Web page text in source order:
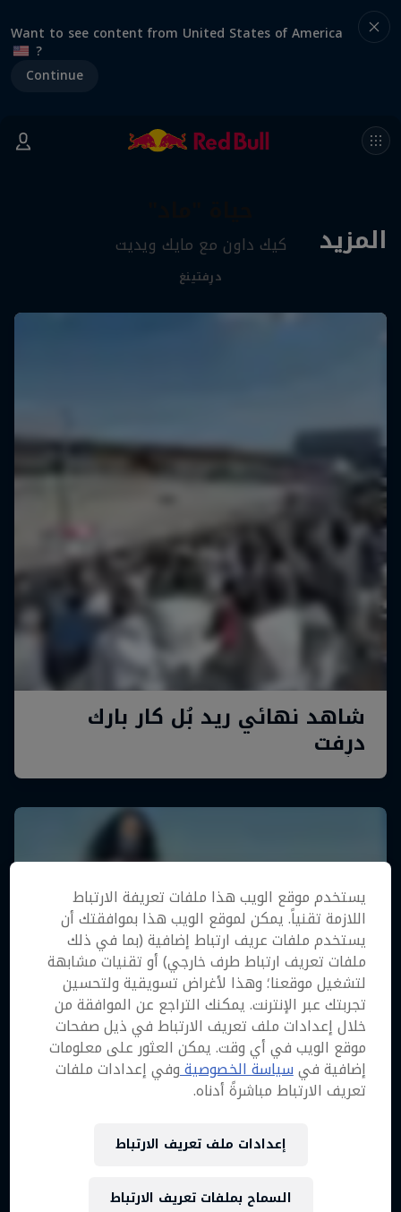
Want to see content from United States of America
?
Continue
المزيد كيك داون مع مايك ويديت
درِفتينغ
يستخدم موقع الويب هذا ملفات تعريفة الارتباط
اللازمة تقنياً. يمكن لموقع الويب هذا بموافقتك أن
يستخدم ملفات عريف ارتباط إضافية (بما في ذلك
ملفات تعريف ارتباط طرف خارجي) أو تقنيات مشابهة
لتشغيل موقعنا؛ وهذا لأغراض تسويقية ولتحسين
تجربتك عبر الإنترنت. يمكنك التراجع عن الموافقة من
خلال إعدادات ملف تعريف الارتباط في ذيل صفحات
موقع الويب في أي وقت. يمكن العثور على معلومات
إضافية فيسياسة الخصوصيةوفي إعدادات ملفات
تعريف الارتباط مباشرةً أدناه.
إعدادات ملف تعريف الارتباط
السماح بملفات تعريف الارتباط